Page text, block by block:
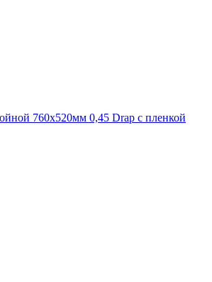
760х520мм 0,45 Drap с пленкой